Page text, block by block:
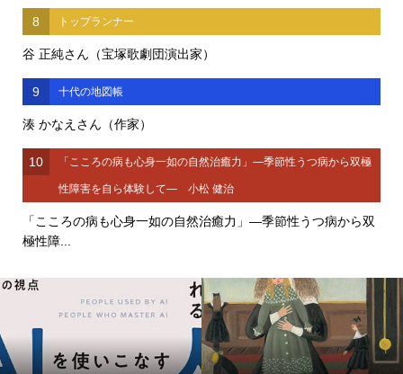
8 トップランナー
谷 正純さん（宝塚歌劇団演出家）
9 十代の地図帳
湊 かなえさん（作家）
10 「こころの病も心身一如の自然治癒力」―季節性うつ病から双極
性障害を自ら体験して― 小松 健治
「こころの病も心身一如の自然治癒力」―季節性うつ病から双
極性障...